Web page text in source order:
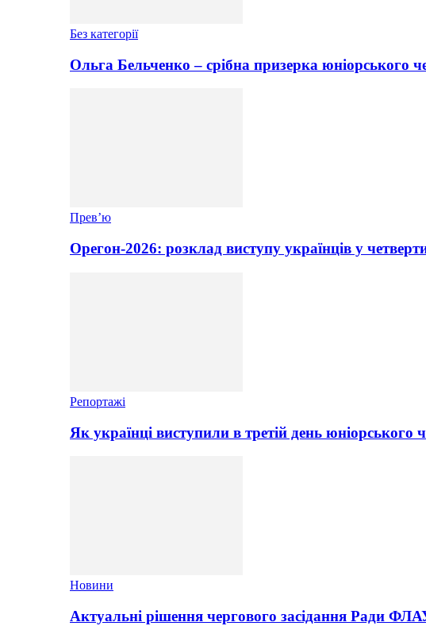
Без категорії
Ольга Бельченко – срібна призерка юніорського
Прев’ю
Орегон-2026: розклад виступу українців у
Репортажі
Як українці виступили в третій день юніорського
Новини
Актуальні рішення чергового засідання Ради